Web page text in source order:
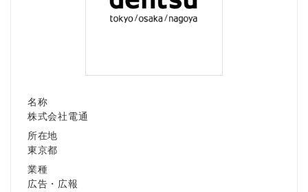
名称
株式会社電通
所在地
東京都
業種
広告・広報